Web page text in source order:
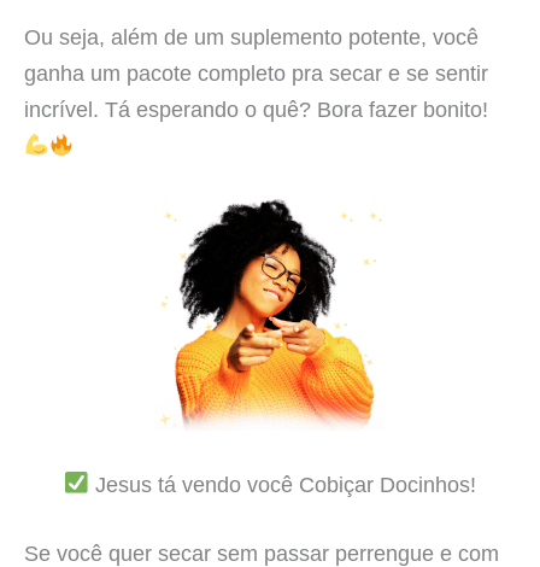
Ou seja, além de um suplemento potente, você
ganha um pacote completo pra secar e se sentir
incrível. Tá esperando o quê? Bora fazer bonito!
Jesus tá vendo você Cobiçar Docinhos!
Se você quer secar sem passar perrengue e com